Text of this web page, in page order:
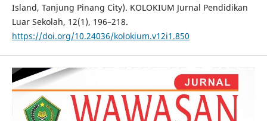
Island, Tanjung Pinang City). KOLOKIUM Jurnal Pendidikan
Luar Sekolah, 12(1), 196–218.
https://doi.org/10.24036/kolokium.v12i1.850